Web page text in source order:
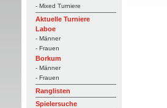
- Mixed Turniere
Aktuelle Turniere
Laboe
- Männer
- Frauen
Borkum
- Männer
- Frauen
Ranglisten
Spielersuche